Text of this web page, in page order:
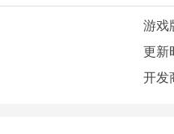
游戏
更新
开发